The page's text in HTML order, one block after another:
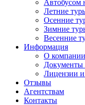
Автобусом
Летние
Осенние
Зимние
Весенние
Информация
О компании
Документы
Лицензии
Отзывы
Агентствам
Контакты